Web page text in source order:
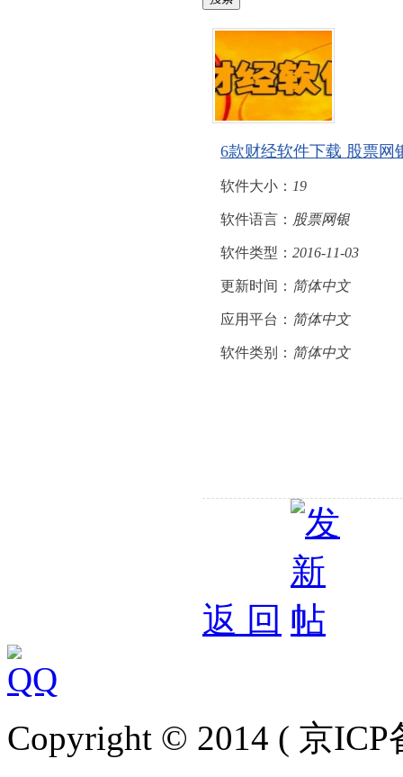
6款财经软件下载 股票网
软件大小： 19
软件语言： 股票网银
软件类型： 2016-11-03
更新时间： 简体中文
应用平台： 简体中文
软件类别： 简体中文
返 回
Copyright © 2014 ( 京ICP